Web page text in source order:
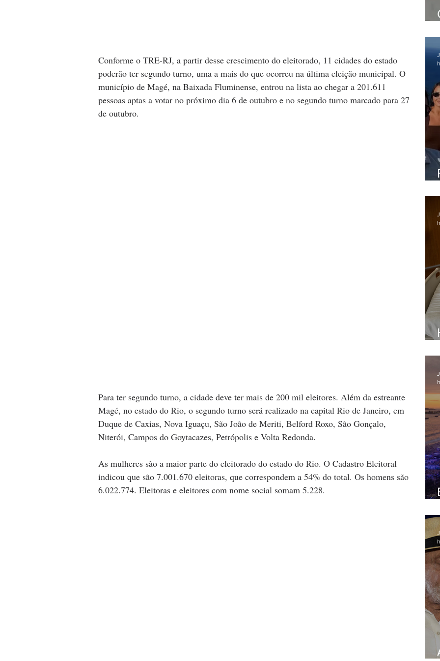
Conforme o TRE-RJ, a partir desse crescimento do eleitorado, 11 cidades do estado
poderão ter segundo turno, uma a mais do que ocorreu na última eleição municipal. O
município de Magé, na Baixada Fluminense, entrou na lista ao chegar a 201.611
pessoas aptas a votar no próximo dia 6 de outubro e no segundo turno marcado para 27
de outubro.
Para ter segundo turno, a cidade deve ter mais de 200 mil eleitores. Além da estreante
Magé, no estado do Rio, o segundo turno será realizado na capital Rio de Janeiro, em
Duque de Caxias, Nova Iguaçu, São João de Meriti, Belford Roxo, São Gonçalo,
Niterói, Campos do Goytacazes, Petrópolis e Volta Redonda.
As mulheres são a maior parte do eleitorado do estado do Rio. O Cadastro Eleitoral
indicou que são 7.001.670 eleitoras, que correspondem a 54% do total. Os homens são
6.022.774. Eleitoras e eleitores com nome social somam 5.228.